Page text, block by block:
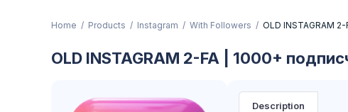
Home Products Instagram With Followers OLD INSTAGRAM
OLD INSTAGRAM 2-FA | 1000+
Description